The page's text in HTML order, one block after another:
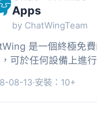
Apps
by ChatWingTeam
是一個終極免
可於任何設備上進行
，透過直接連結或此應
網站...
08-13·安裝：10+